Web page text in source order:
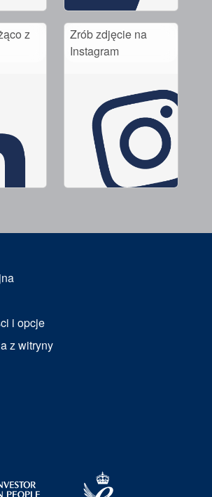
z
Zrób zdjęcie na
Instagram
i opcje
z witryny